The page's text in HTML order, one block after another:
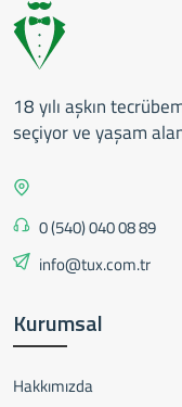
18 yılı aşkın
seçiyor ve yaşam
0 (540) 040 08 89
info@tux.com.tr
Kurumsal
Hakkımızda